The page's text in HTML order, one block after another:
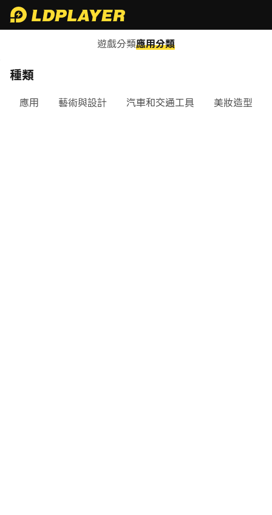
遊戲分類應用分類
種類
應用 藝術與設計 汽車和交通工具 美妝造型